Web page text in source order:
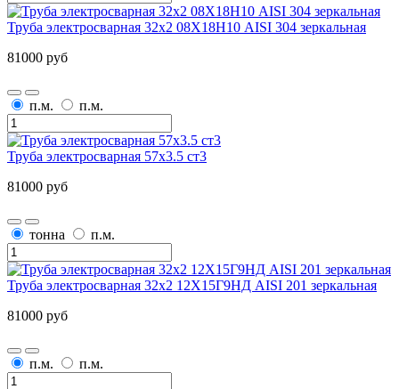
Труба электросварная 32х2 08Х18Н10 AISI 304 зеркальная
81000 руб
п.м. п.м.
Труба электросварная 57х3.5 ст3
81000 руб
тонна п.м.
Труба электросварная 32х2 12Х15Г9НД AISI 201 зеркальная
81000 руб
п.м. п.м.